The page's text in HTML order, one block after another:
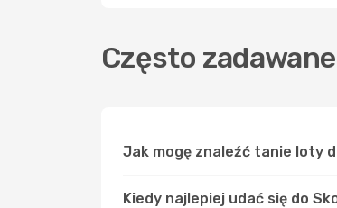
Często
Jak mogę znaleźć tanie loty
Kiedy najlepiej udać się do